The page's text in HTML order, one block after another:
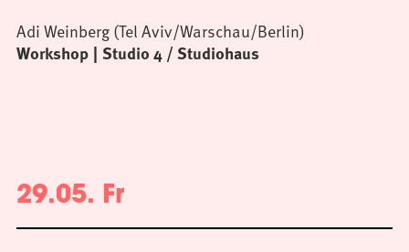
Workshop Studio 4 / Studiohaus
Adi Weinberg (Tel Aviv/Warschau/Berlin)
29.05. Fr